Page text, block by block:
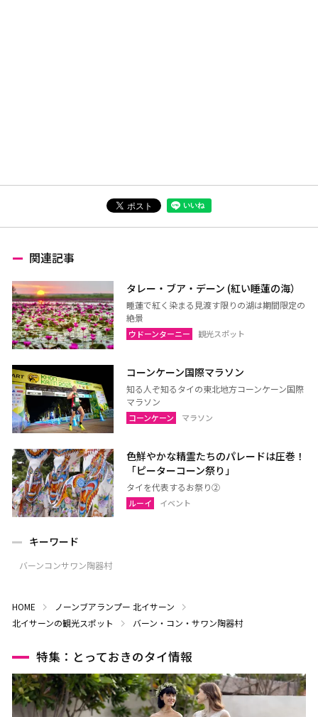
関連記事
タレー・ブア・デーン (紅い睡蓮の海）
睡蓮で紅く染まる見渡す限りの湖は期間限定の
絶景
ウドーンターニー 観光スポット
コーンケーン国際マラソン
知る人ぞ知るタイの東北地方コーンケーン国際
マラソン
コーンケーン マラソン
色鮮やかな精霊たちのパレードは圧巻！
「ピーターコーン祭り」
タイを代表するお祭り②
ルーイ イベント
キーワード
バーンコンサワン陶器村
HOME ノーンブアランプー 北イサーン
北イサーンの観光スポット
バーン・コン・サワン陶器村
特集：とっておきのタイ情報